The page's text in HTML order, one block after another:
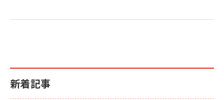
新着記事